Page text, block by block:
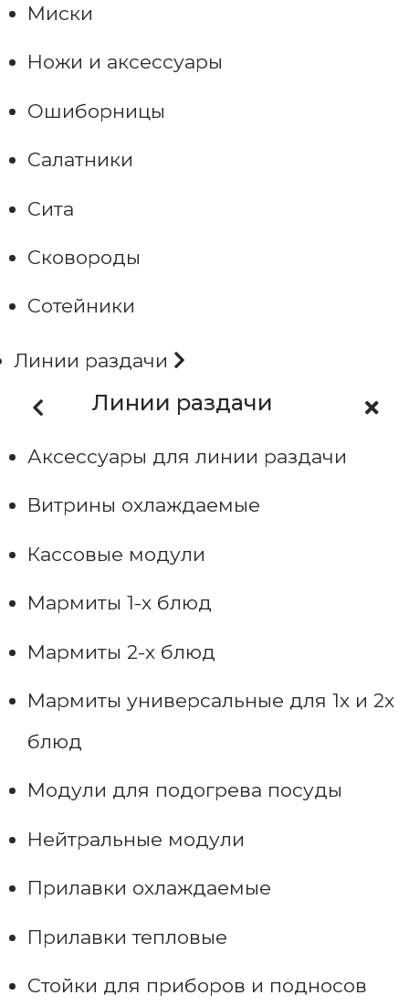
Миски
Ножи и аксессуары
Ошиборницы
Салатники
Сита
Сковороды
Сотейники
Линии раздачи
Линии раздачи
Аксессуары для линии раздачи
Витрины охлаждаемые
Кассовые модули
Мармиты 1-х блюд
Мармиты 2-х блюд
Мармиты универсальные для 1х и 2х
блюд
Модули для подогрева посуды
Нейтральные модули
Прилавки охлаждаемые
Прилавки тепловые
Стойки для приборов и подносов